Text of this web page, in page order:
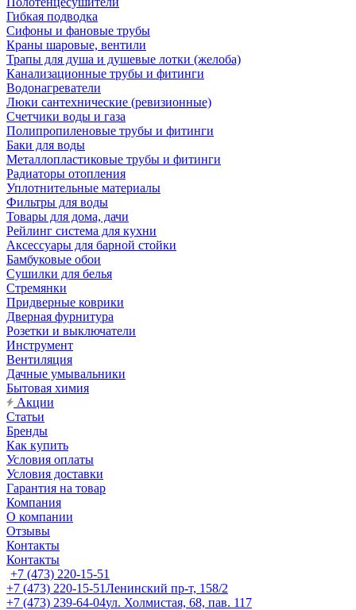
Гибкая подводка
Сифоны и фановые трубы
Краны шаровые, вентили
Трапы для душа и душевые лотки (желоба)
Канализационные трубы и фитинги
Водонагреватели
Люки сантехнические (ревизионные)
Счетчики воды и газа
Полипропиленовые трубы и фитинги
Баки для воды
Металлопластиковые трубы и фитинги
Радиаторы отопления
Уплотнительные материалы
Фильтры для воды
Товары для дома, дачи
Рейлинг система для кухни
Аксессуары для барной стойки
Бамбуковые обои
Сушилки для белья
Стремянки
Придверные коврики
Дверная фурнитура
Розетки и выключатели
Инструмент
Вентиляция
Дачные умывальники
Бытовая химия
Акции
Статьи
Бренды
Как купить
Условия оплаты
Условия доставки
Гарантия на товар
Компания
О компании
Отзывы
Контакты
Контакты
+7 (473) 220-15-51
+7 (473) 220-15-51Ленинский пр-т, 158/2
+7 (473) 239-64-04ул. Холмистая, 68, пав. 117